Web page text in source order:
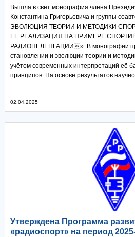
Вышла в свет монография члена
Константина Григорьевича и группы
ЭВОЛЮЦИЯ ТЕОРИИ И МЕТОДИКИ
ЕЕ РЕАЛИЗАЦИЯ НА ПРИМЕРЕ
РАДИОПЕЛЕНГАЦИИ». В монографии
становлении и эволюции теории и
учётом современных интерпретаций её
принципов. На основе результатов
02.04.2025
Утверждена Программа
«радиоспорт» на период 2025-